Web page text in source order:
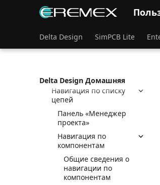
Delta Design SimPCB Lite
Delta Design Домашняя
Синхронизация схемы и
Навигация по
навигации на плате
Навигация по списку
цепей
Панель «Менеджер
проекта»
Навигация по
компонентам
Общие сведения о
навигации по
компонентам